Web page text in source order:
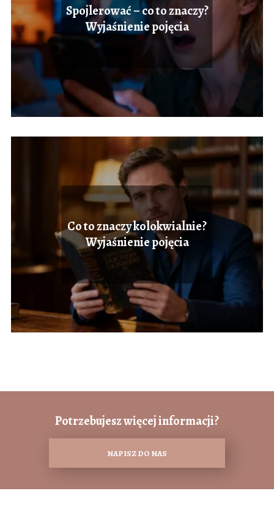
Spojlerować – co to znaczy?
Wyjaśnienie pojęcia
Co to znaczy kolokwialnie?
Wyjaśnienie pojęcia
Potrzebujesz więcej informacji?
NAPISZ DO NAS